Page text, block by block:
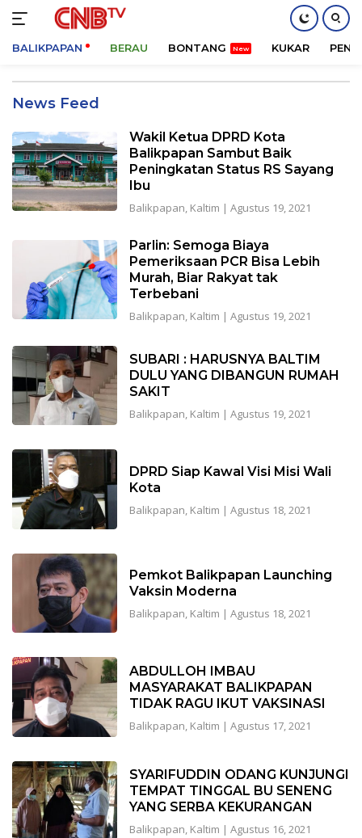
konten
BALIKPAPAN BERAU BONTANG KUKAR
News Feed
Wakil Ketua DPRD Kota
Balikpapan Sambut Baik
Peningkatan Status RS Sayang
Ibu
Balikpapan, Kaltim | Agustus 19, 2021
Parlin: Semoga Biaya
Pemeriksaan PCR Bisa Lebih
Murah, Biar Rakyat tak
Terbebani
Balikpapan, Kaltim | Agustus 19, 2021
SUBARI : HARUSNYA BALTIM
DULU YANG DIBANGUN RUMAH
SAKIT
Balikpapan, Kaltim | Agustus 19, 2021
DPRD Siap Kawal Visi Misi Wali
Kota
Balikpapan, Kaltim | Agustus 18, 2021
Pemkot Balikpapan Launching
Vaksin Moderna
Balikpapan, Kaltim | Agustus 18, 2021
ABDULLOH IMBAU
MASYARAKAT BALIKPAPAN
TIDAK RAGU IKUT VAKSINASI
Balikpapan, Kaltim | Agustus 17, 2021
SYARIFUDDIN ODANG KUNJUNGI
TEMPAT TINGGAL BU SENENG
YANG SERBA KEKURANGAN
Balikpapan, Kaltim | Agustus 16, 2021